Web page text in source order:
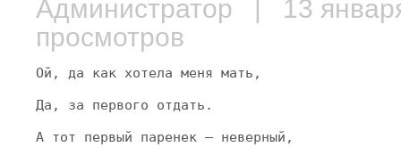
Администратор | 13
просмотров
Ой, да как хотела меня мать,
Да, за первого отдать.
А тот первый паренек — неверный,